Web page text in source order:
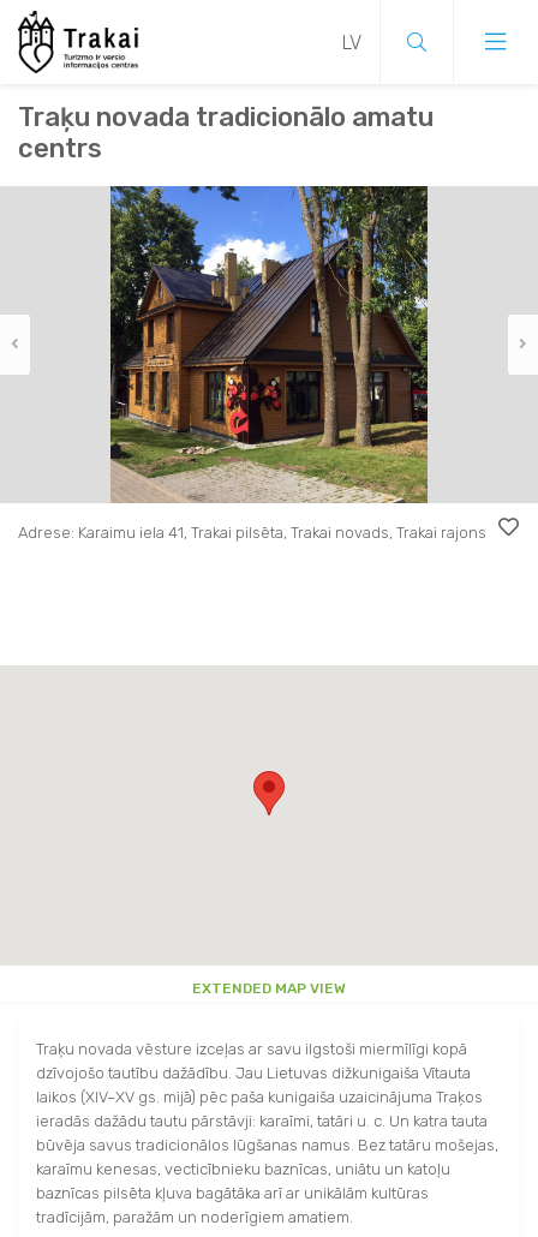
Traķu novada tradicionālo amatu
centrs
Adrese: Karaimu iela 41, Trakai pilsēta, Trakai novads, Trakai rajons
EXTENDED MAP VIEW
Traķu novada vēsture izceļas ar savu ilgstoši miermīlīgi kopā
dzīvojošo tautību dažādību. Jau Lietuvas dižkunigaiša Vītauta
laikos (XIV–XV gs. mijā) pēc paša kunigaiša uzaicinājuma Traķos
ieradās dažādu tautu pārstāvji: karaīmi, tatāri u. c. Un katra tauta
būvēja savus tradicionālos lūgšanas namus. Bez tatāru mošejas,
karaīmu kenesas, vecticībnieku baznīcas, uniātu un katoļu
baznīcas pilsēta kļuva bagātāka arī ar unikālām kultūras
tradīcijām, paražām un noderīgiem amatiem.